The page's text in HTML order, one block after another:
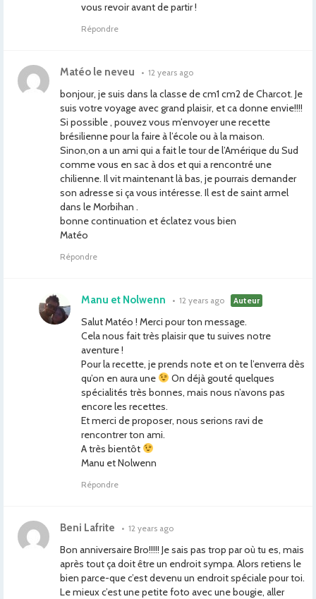
vous revoir avant de partir !
Répondre
Matéo le neveu • 12 years ago
bonjour, je suis dans la classe de cm1 cm2 de Charcot. Je
suis votre voyage avec grand plaisir, et ca donne envie!!!!
Si possible , pouvez vous m’envoyer une recette
brésilienne pour la faire à l’école ou à la maison.
Sinon,on a un ami qui a fait le tour de l’Amérique du Sud
comme vous en sac à dos et qui a rencontré une
chilienne. Il vit maintenant là bas, je pourrais demander
son adresse si ça vous intéresse. Il est de saint armel
dans le Morbihan .
bonne continuation et éclatez vous bien
Matéo
Répondre
Manu et Nolwenn • 12 years ago Auteur
Salut Matéo ! Merci pour ton message.
Cela nous fait très plaisir que tu suives notre
aventure !
Pour la recette, je prends note et on te l’enverra dès
qu’on en aura une
On déjà gouté quelques
spécialités très bonnes, mais nous n’avons pas
encore les recettes.
Et merci de proposer, nous serions ravi de
rencontrer ton ami.
A très bientôt
Manu et Nolwenn
Répondre
Beni Lafrite • 12 years ago
Bon anniversaire Bro!!!!! Je sais pas trop par où tu es, mais
après tout ça doit être un endroit sympa. Alors retiens le
bien parce-que c’est devenu un endroit spéciale pour toi.
Le mieux c’est une petite foto avec une bougie, aller